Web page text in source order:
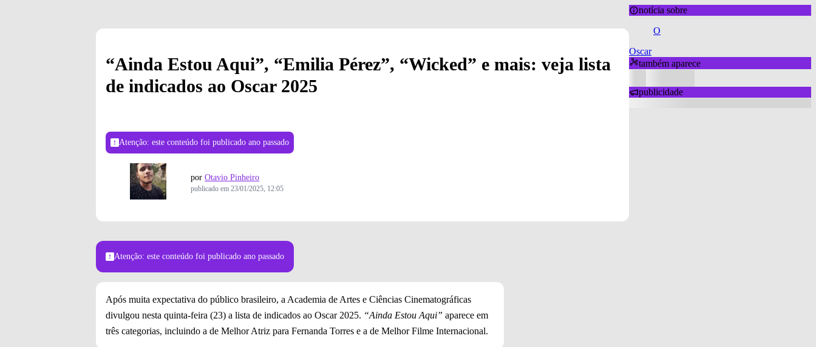
“Ainda Estou Aqui”, “Emilia Pérez”, “Wicked” e mais: veja lista
de indicados ao Oscar 2025
Atenção: este conteúdo foi publicado ano passado
por Otavio Pinheiro
publicado em 23/01/2025, 12:05
Atenção: este conteúdo foi publicado ano passado
Após muita expectativa do público brasileiro, a Academia de Artes e Ciências Cinematográficas
divulgou nesta quinta-feira (23) a lista de indicados ao Oscar 2025. “Ainda Estou Aqui” aparece em
três categorias, incluindo a de Melhor Atriz para Fernanda Torres e a de Melhor Filme Internacional.
notícia sobre
O
Oscar
também aparece
publicidade